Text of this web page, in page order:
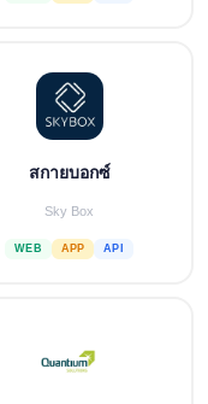
สกายบอกซ์
Sky Box
WEB APP API